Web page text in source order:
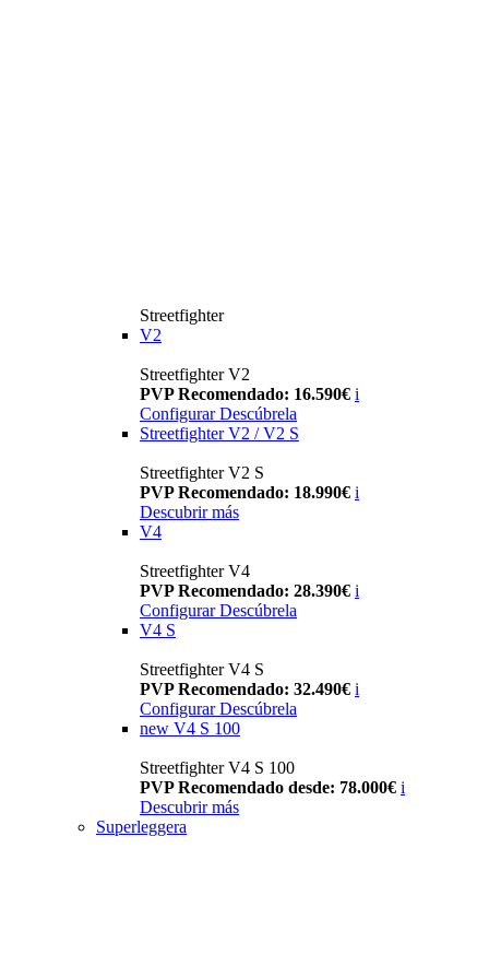
Streetfighter
V2
Streetfighter V2
PVP Recomendado: 16.590€ i
Configurar Descúbrela
Streetfighter V2 / V2 S
Streetfighter V2 S
PVP Recomendado: 18.990€ i
Descubrir más
V4
Streetfighter V4
PVP Recomendado: 28.390€ i
Configurar Descúbrela
V4 S
Streetfighter V4 S
PVP Recomendado: 32.490€ i
Configurar Descúbrela
new V4 S 100
Streetfighter V4 S 100
PVP Recomendado desde: 78.000€ i
Descubrir más
Superleggera